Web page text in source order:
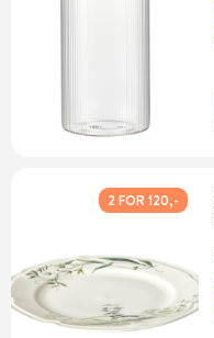
2 FOR 120,-